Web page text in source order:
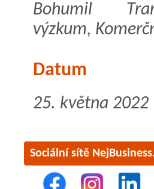
Bohumil
výzkum,
Datum
25. května 2022
Sociální sítě